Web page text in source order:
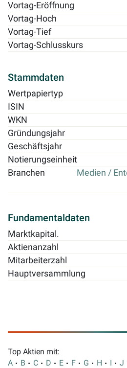
Vortag-Eröffnung
Vortag-Hoch
Vortag-Tief
Vortag-Schlusskurs
Stammdaten
Wertpapiertyp
ISIN
WKN
Gründungsjahr
Geschäftsjahr
Notierungseinheit
Branchen
Medien /
Fundamentaldaten
Marktkapital.
Aktienanzahl
Mitarbeiterzahl
Hauptversammlung
Top Aktien mit:
A
B C D E F G H I J